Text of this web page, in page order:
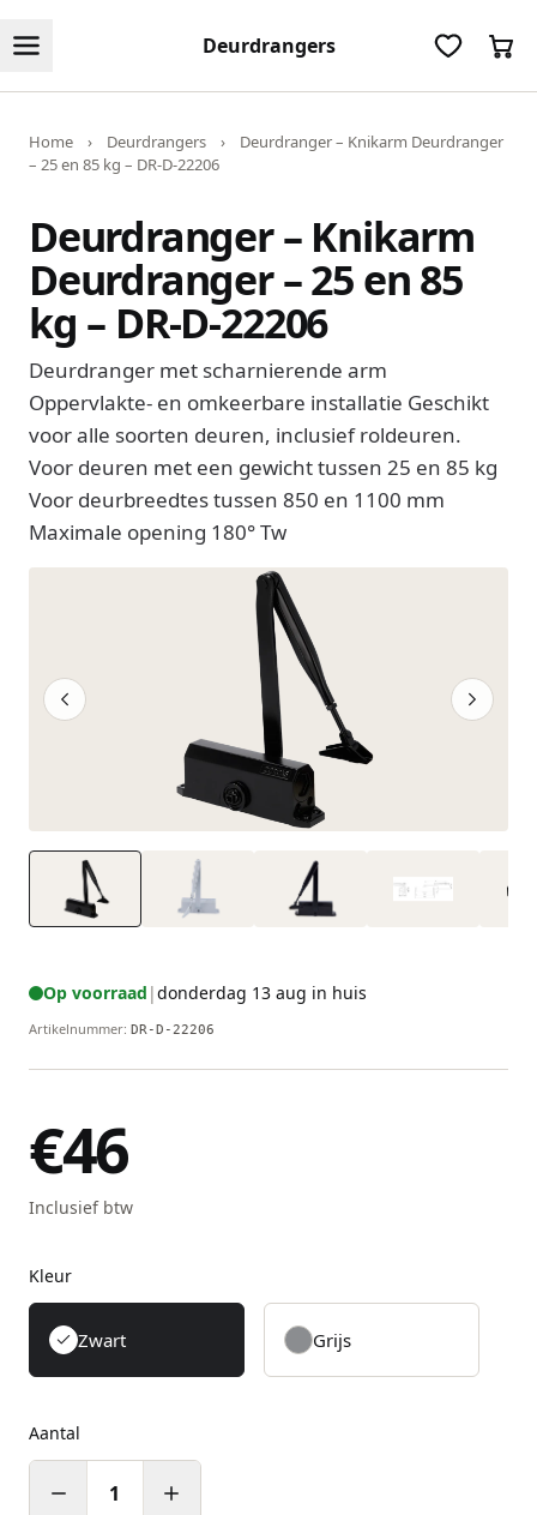
Deurdrangers
Home › Deurdrangers ›
Deurdranger – Knikarm Deurdranger
– 25 en 85 kg – DR-D-22206
Deurdranger – Knikarm
Deurdranger – 25 en 85
kg – DR-D-22206
Deurdranger met scharnierende arm
Oppervlakte- en omkeerbare installatie Geschikt
voor alle soorten deuren, inclusief roldeuren.
Voor deuren met een gewicht tussen 25 en 85 kg
Voor deurbreedtes tussen 850 en 1100 mm
Maximale opening 180° Tw
Op voorraad |donderdag 13 aug in huis
Artikelnummer: DR-D-22206
€46
Inclusief btw
Kleur
Zwart Grijs
Aantal
1